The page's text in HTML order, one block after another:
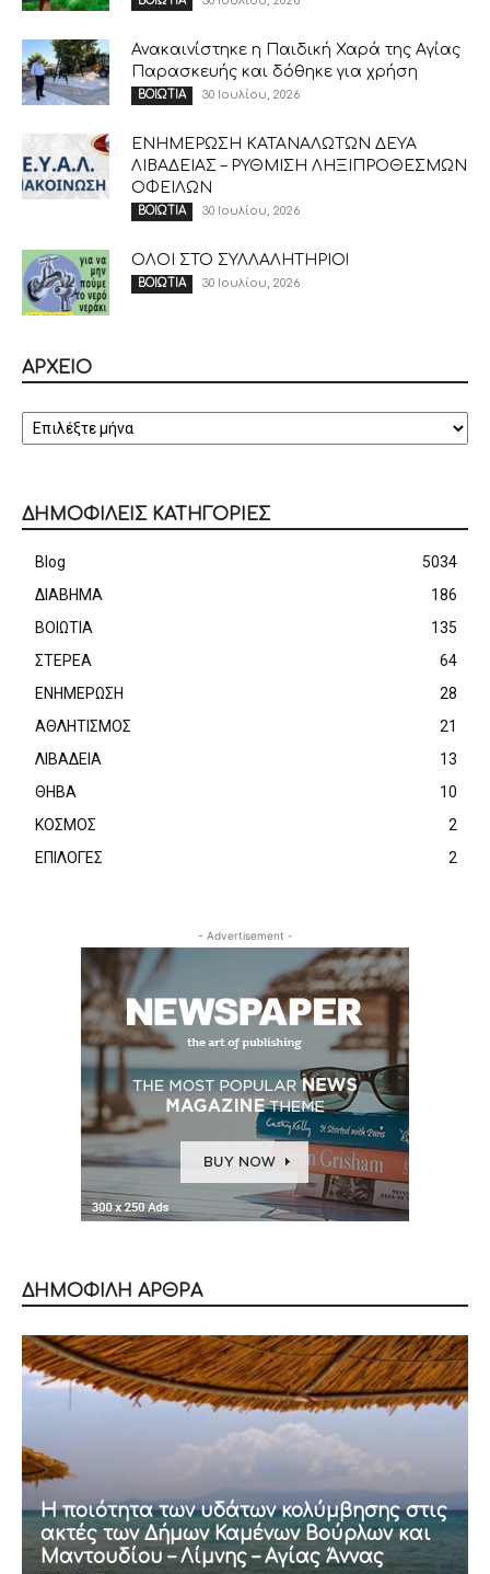
Ανακαινίστηκε η Παιδική Χαρά της Αγίας
Παρασκευής και δόθηκε για χρήση
ΒΟΙΩΤΙΑ 30 Ιουλίου, 2026
ΕΝΗΜΕΡΩΣΗ ΚΑΤΑΝΑΛΩΤΩΝ ΔΕΥΑ
ΛΙΒΑΔΕΙΑΣ – ΡΥΘΜΙΣΗ ΛΗΞΙΠΡΟΘΕΣΜΩΝ
ΟΦΕΙΛΩΝ
ΒΟΙΩΤΙΑ 30 Ιουλίου, 2026
ΟΛΟΙ ΣΤΟ ΣΥΛΛΑΛΗΤΗΡΙΟ!
ΒΟΙΩΤΙΑ 30 Ιουλίου, 2026
ΑΡΧΕΙΟ
ΑΡΧΕΙΟ
ΔΗΜΟΦΙΛΕΙΣ ΚΑΤΗΓΟΡΙΕΣ
Blog
5034
ΔΙΑΒΗΜΑ
186
ΒΟΙΩΤΙΑ
135
ΣΤΕΡΕΑ
64
ΕΝΗΜΕΡΩΣΗ
28
ΑΘΛΗΤΙΣΜΟΣ
21
ΛΙΒΑΔΕΙΑ
13
ΘΗΒΑ
10
ΚΟΣΜΟΣ
2
ΕΠΙΛΟΓΕΣ
2
- Advertisement -
ΔΗΜΟΦΙΛΗ ΑΡΘΡΑ
Η ποιότητα των υδάτων κολύμβησης στις
ακτές των Δήμων Καμένων Βούρλων και
Μαντουδίου – Λίμνης – Αγίας Άννας